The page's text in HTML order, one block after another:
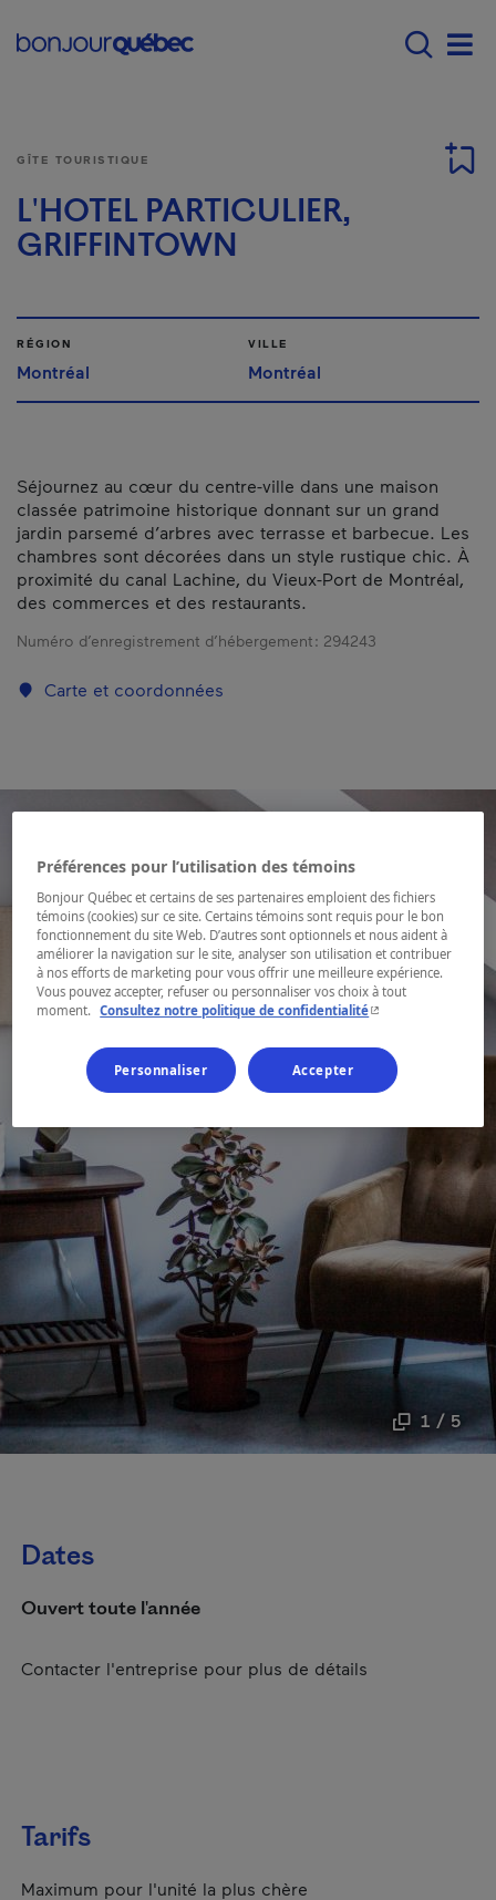
Main navigation -
1 / 5
GÎTE TOURISTIQUE
L'HOTEL PARTICULIER,
GRIFFINTOWN
RÉGION
Montréal
VILLE
Montréal
Séjournez au cœur du centre-ville dans une maison
classée patrimoine historique donnant sur un grand
jardin parsemé d’arbres avec terrasse et barbecue. Les
chambres sont décorées dans un style rustique chic. À
proximité du canal Lachine, du Vieux-Port de Montréal,
des commerces et des restaurants.
Numéro d’enregistrement d’hébergement : 294243
Carte et coordonnées
Dates
Ouvert toute l'année
Contacter l'entreprise pour plus de détails
Tarifs
Maximum pour l'unité la plus chère
Préférences pour l’utilisation des témoins
Bonjour Québec et certains de ses partenaires emploient des fichiers
témoins (cookies) sur ce site. Certains témoins sont requis pour le bon
fonctionnement du site Web. D’autres sont optionnels et nous aident à
améliorer la navigation sur le site, analyser son utilisation et contribuer
à nos efforts de marketing pour vous offrir une meilleure expérience.
Vous pouvez accepter, refuser ou personnaliser vos choix à tout
moment.
Consultez notre politique de confidentialité- Cet hyperlien
Personnaliser Accepter